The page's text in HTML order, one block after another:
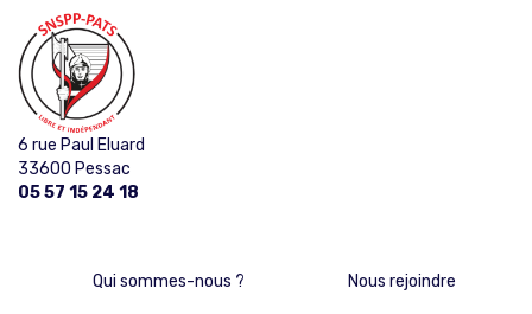
6 rue Paul Eluard
33600 Pessac
05 57 15 24 18
Qui sommes-nous ? Nous rejoindre